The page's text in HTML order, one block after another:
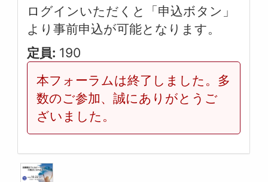
ログインいただくと「申込ボタン」
より事前申込が可能となります。
定員: 190
本フォーラムは終了しました。多
数のご参加、誠にありがとうご
ざいました。